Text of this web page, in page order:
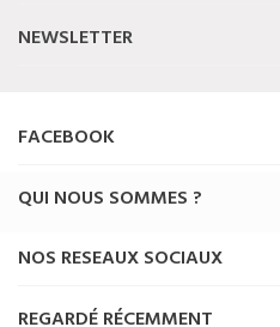
NEWSLETTER
FACEBOOK
QUI NOUS SOMMES ?
NOS RESEAUX SOCIAUX
REGARDÉ RÉCEMMENT